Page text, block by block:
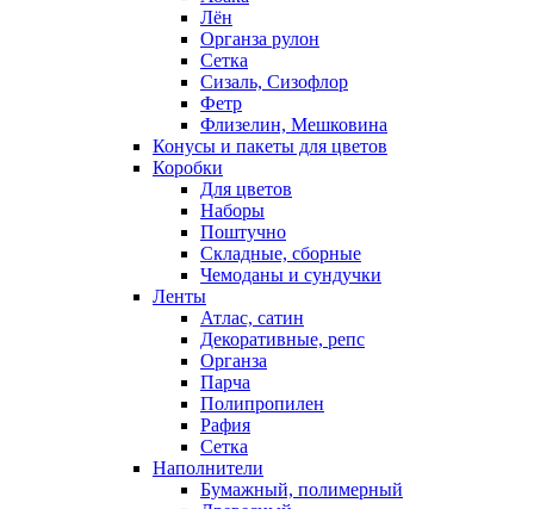
Лён
Органза рулон
Сетка
Сизаль, Сизофлор
Фетр
Флизелин, Мешковина
Конусы и пакеты для цветов
Коробки
Для цветов
Наборы
Поштучно
Складные, сборные
Чемоданы и сундучки
Ленты
Атлас, сатин
Декоративные, репс
Органза
Парча
Полипропилен
Рафия
Сетка
Наполнители
Бумажный, полимерный